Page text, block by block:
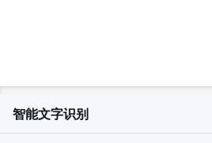
智能文字识别